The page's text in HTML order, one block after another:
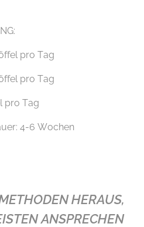
pro Tag
pro Tag
pro Tag
4-6 Wochen
HERAUS,
ANSPRECHEN